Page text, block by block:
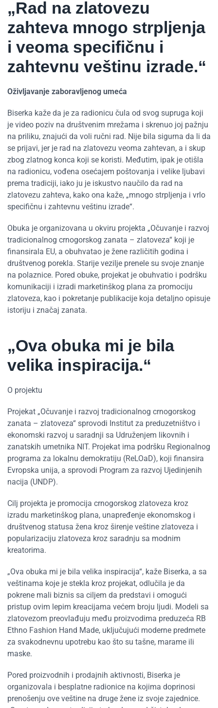
„Rad na zlatovezu
zahteva mnogo strpljenja
i veoma specifičnu i
zahtevnu veštinu izrade.“
Oživljavanje zaboravljenog umeća
Biserka kaže da je za radionicu čula od svog supruga koji
je video poziv na društvenim mrežama i skrenuo joj pažnju
na priliku, znajući da voli ručni rad. Nije bila sigurna da li da
se prijavi, jer je rad na zlatovezu veoma zahtevan, a i skup
zbog zlatnog konca koji se koristi. Međutim, ipak je otišla
na radionicu, vođena osećajem poštovanja i velike ljubavi
prema tradiciji, iako ju je iskustvo naučilo da rad na
zlatovezu zahteva, kako ona kaže, „mnogo strpljenja i vrlo
specifičnu i zahtevnu veštinu izrade“.
Obuka je organizovana u okviru projekta „Očuvanje i razvoj
tradicionalnog crnogorskog zanata – zlatoveza“ koji je
finansirala EU, a obuhvatao je žene različitih godina i
društvenog porekla. Starije vezilje prenele su svoje znanje
na polaznice. Pored obuke, projekat je obuhvatio i podršku
komunikaciji i izradi marketinškog plana za promociju
zlatoveza, kao i pokretanje publikacije koja detaljno opisuje
istoriju i značaj zanata.
„Ova obuka mi je bila
velika inspiracija.“
O projektu
Projekat „Očuvanje i razvoj tradicionalnog crnogorskog
zanata – zlatoveza“ sprovodi Institut za preduzetništvo i
ekonomski razvoj u saradnji sa Udruženjem likovnih i
zanatskih umetnika NIT. Projekat ima podršku Regionalnog
programa za lokalnu demokratiju (ReLOaD), koji finansira
Evropska unija, a sprovodi Program za razvoj Ujedinjenih
nacija (UNDP).
Cilj projekta je promocija crnogorskog zlatoveza kroz
izradu marketinškog plana, unapređenje ekonomskog i
društvenog statusa žena kroz širenje veštine zlatoveza i
popularizaciju zlatoveza kroz saradnju sa modnim
kreatorima.
„Ova obuka mi je bila velika inspiracija“, kaže Biserka, a sa
veštinama koje je stekla kroz projekat, odlučila je da
pokrene mali biznis sa ciljem da predstavi i omogući
pristup ovim lepim kreacijama većem broju ljudi. Modeli sa
zlatovezom preovlađuju među proizvodima preduzeća RB
Ethno Fashion Hand Made, uključujući moderne predmete
za svakodnevnu upotrebu kao što su tašne, marame ili
maske.
Pored proizvodnih i prodajnih aktivnosti, Biserka je
organizovala i besplatne radionice na kojima doprinosi
prenošenju ove veštine na druge žene iz svoje zajednice.